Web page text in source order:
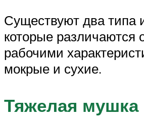
Существуют два типа
которые различаются
рабочими
мокрые и сухие.
Тяжелая мушка